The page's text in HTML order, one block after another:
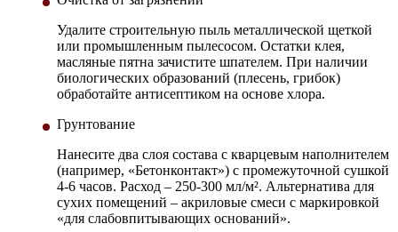
Удалите строительную пыль металлической щеткой
или промышленным пылесосом. Остатки клея,
масляные пятна зачистите шпателем. При наличии
биологических образований (плесень, грибок)
обработайте антисептиком на основе хлора.
Грунтование
Нанесите два слоя состава с кварцевым наполнителем
(например, «Бетонконтакт») с промежуточной сушкой
4-6 часов. Расход – 250-300 мл/м². Альтернатива для
сухих помещений – акриловые смеси с маркировкой
«для слабовпитывающих оснований».